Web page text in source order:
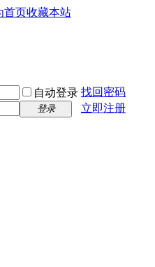
首页收藏本站
自动登录 找回密码
登录
立即注册